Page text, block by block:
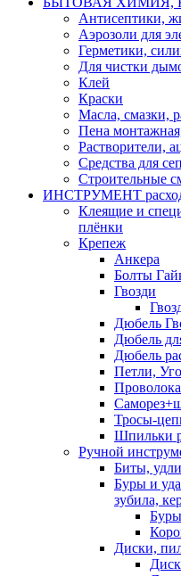
Антисептики,
Аэрозоли для
Герметики,
Для чистки
Клей
Краски
Масла, смазки,
Пена
Растворители,
Средства для
Строительные
ИНСТРУМЕНТ
Клеящие и
плёнки
Крепеж
Анкера
Болты
Гвозди
Дюбель
Дюбель
Дюбель
Петли,
Проволока
Тросы-
Шпильки
Ручной
Биты,
Буры и
зубила,
Диски,